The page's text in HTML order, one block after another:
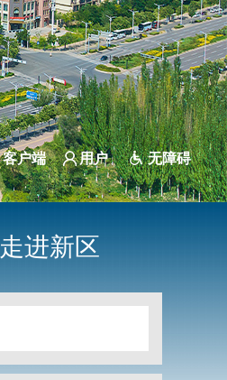
客户端 用户 无障碍
走进新区